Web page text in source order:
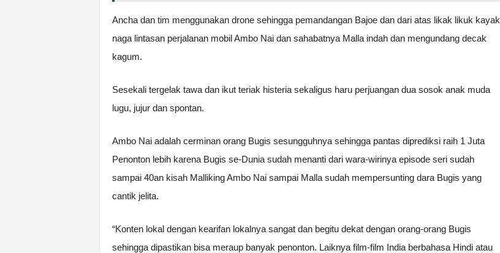
Ancha dan tim menggunakan drone sehingga pemandangan Bajoe dan dari atas likak likuk kayak
naga lintasan perjalanan mobil Ambo Nai dan sahabatnya Malla indah dan mengundang decak
kagum.
Sesekali tergelak tawa dan ikut teriak histeria sekaligus haru perjuangan dua sosok anak muda
lugu, jujur dan spontan.
Ambo Nai adalah cerminan orang Bugis sesungguhnya sehingga pantas diprediksi raih 1 Juta
Penonton lebih karena Bugis se-Dunia sudah menanti dari wara-wirinya episode seri sudah
sampai 40an kisah Malliking Ambo Nai sampai Malla sudah mempersunting dara Bugis yang
cantik jelita.
“Konten lokal dengan kearifan lokalnya sangat dan begitu dekat dengan orang-orang Bugis
sehingga dipastikan bisa meraup banyak penonton. Laiknya film-film India berbahasa Hindi atau